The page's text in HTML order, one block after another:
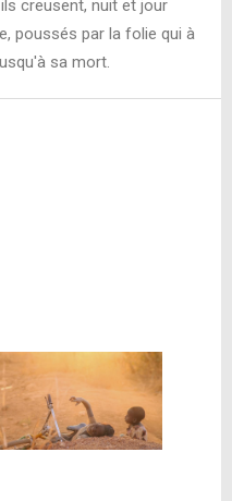
creusent, nuit et jour
poussés par la folie qui à
sa mort.